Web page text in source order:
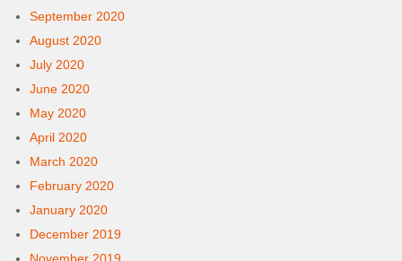
September 2020
August 2020
July 2020
June 2020
May 2020
April 2020
March 2020
February 2020
January 2020
December 2019